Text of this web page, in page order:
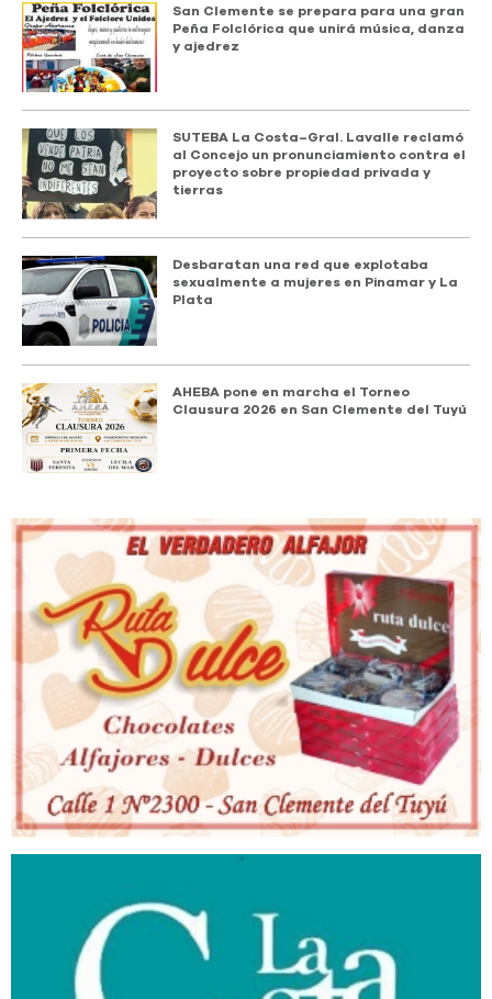
San Clemente se prepara para una gran
Peña Folclórica que unirá música, danza
y ajedrez
SUTEBA La Costa–Gral. Lavalle reclamó
al Concejo un pronunciamiento contra el
proyecto sobre propiedad privada y
tierras
Desbaratan una red que explotaba
sexualmente a mujeres en Pinamar y La
Plata
AHEBA pone en marcha el Torneo
Clausura 2026 en San Clemente del Tuyú